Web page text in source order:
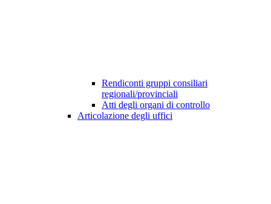
Rendiconti gruppi consiliari
regionali/provinciali
Atti degli organi di controllo
Articolazione degli uffici